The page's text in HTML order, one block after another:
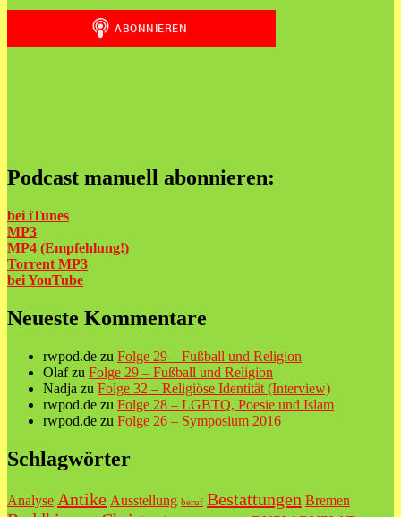
Podcast manuell abonnieren:
bei iTunes
MP3
MP4 (Empfehlung!)
Torrent MP3
beiYouTube
Neueste Kommentare
rwpod.de zu Folge 29 – Fußball und Religion
Olafzu Folge 29 – Fußball und Religion
Nadja zu Folge 32 – Religiöse Identität (Interview)
rwpod.de zu Folge 28 – LGBTQ, Poesie und Islam
rwpod.de zu Folge 26 – Symposium 2016
Schlagwörter
Analyse Antike Ausstellung beruf Bestattungen Bremen